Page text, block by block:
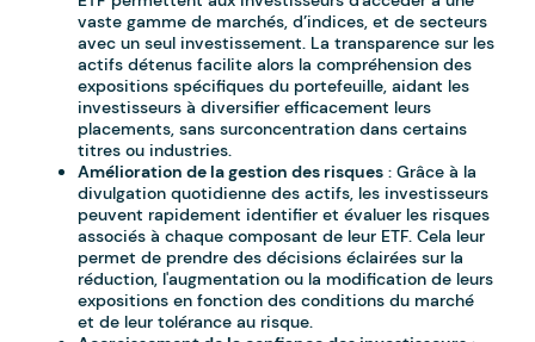
vaste gamme de marchés, d’indices, et de secteurs
avec un seul investissement. La transparence sur les
actifs détenus facilite alors la compréhension des
expositions spécifiques du portefeuille, aidant les
investisseurs à diversifier efficacement leurs
placements, sans surconcentration dans certains
titres ou industries.
Amélioration de la gestion des risques : Grâce à la
divulgation quotidienne des actifs, les investisseurs
peuvent rapidement identifier et évaluer les risques
associés à chaque composant de leur ETF. Cela leur
permet de prendre des décisions éclairées sur la
réduction, l'augmentation ou la modification de leurs
expositions en fonction des conditions du marché
et de leur tolérance au risque.